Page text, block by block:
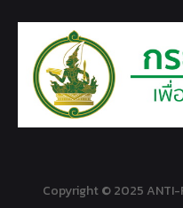
Copyright © 2025 ANTI-